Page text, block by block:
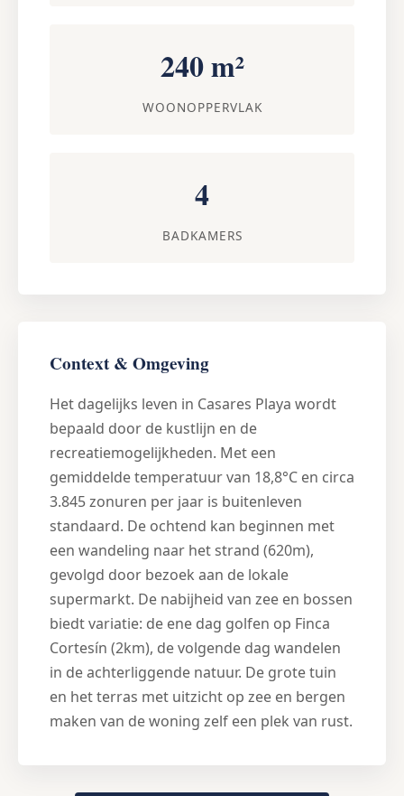
240 m²
WOONOPPERVLAK
4
BADKAMERS
Context & Omgeving
Het dagelijks leven in Casares Playa wordt
bepaald door de kustlijn en de
recreatiemogelijkheden. Met een
gemiddelde temperatuur van 18,8°C en circa
3.845 zonuren per jaar is buitenleven
standaard. De ochtend kan beginnen met
een wandeling naar het strand (620m),
gevolgd door bezoek aan de lokale
supermarkt. De nabijheid van zee en bossen
biedt variatie: de ene dag golfen op Finca
Cortesín (2km), de volgende dag wandelen
in de achterliggende natuur. De grote tuin
en het terras met uitzicht op zee en bergen
maken van de woning zelf een plek van rust.